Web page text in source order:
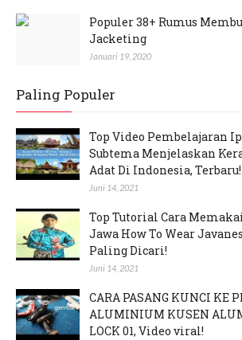
Populer 38+ Rumus
Jacketing
Januari 19, 2020
Paling Populer
Top Video Pembelajaran
Subtema Menjelaskan
Adat Di Indonesia, Terbaru!
Juni 14, 2021
Top Tutorial Cara
Jawa How To Wear
Paling Dicari!
Juni 14, 2021
CARA PASANG KUNCI KE
ALUMINIUM KUSEN
LOCK 01, Video viral!